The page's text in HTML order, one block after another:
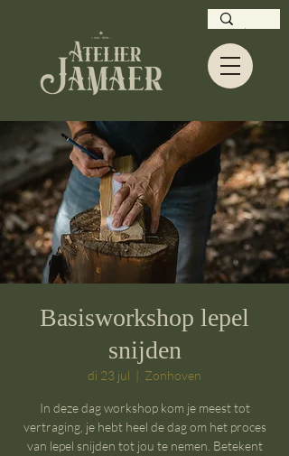
Basisworkshop lepel
snijden
di 23 jul
  |
Zonhoven
In deze dag workshop kom je meest tot
vertraging, je hebt heel de dag om het proces
van lepel snijden tot jou te nemen. Betekent